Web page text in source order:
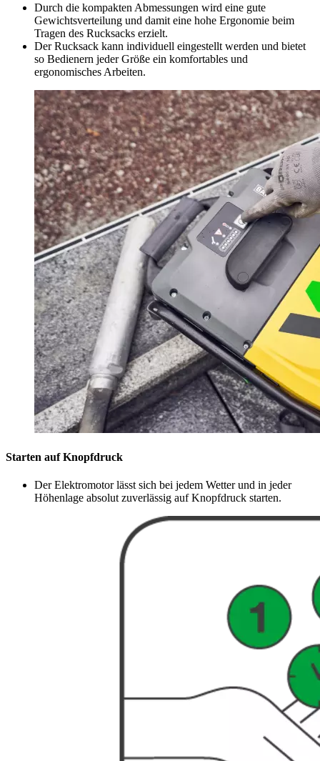
Durch die kompakten Abmessungen wird eine gute
Gewichtsverteilung und damit eine hohe Ergonomie beim
Tragen des Rucksacks erzielt.
Der Rucksack kann individuell eingestellt werden und bietet
so Bedienern jeder Größe ein komfortables und
ergonomisches Arbeiten.
Starten auf Knopfdruck
Der Elektromotor lässt sich bei jedem Wetter und in jeder
Höhenlage absolut zuverlässig auf Knopfdruck starten.